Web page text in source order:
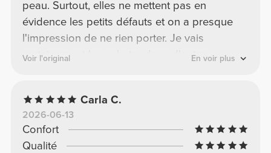
peau. Surtout, elles ne mettent pas en
évidence les petits défauts et on a presque
l'impression de ne rien porter. Je vais
certainement les acheter dans d'autres
Voir l'original En voir plus
Carla C.
2026-06-13
Confort
Qualité